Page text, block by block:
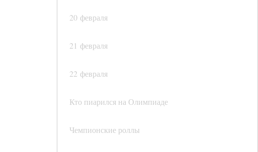
20 февраля
21 февраля
22 февраля
Кто пиарился на Олимпиаде
Чемпионские роллы